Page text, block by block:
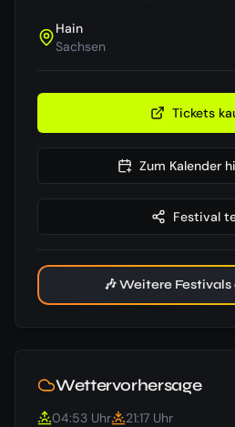
Hain
Sachsen
Tickets
Zum Kalender
Festival
🎶 Weitere
Wettervorhersage
04:53 Uhr 21:17 Uhr